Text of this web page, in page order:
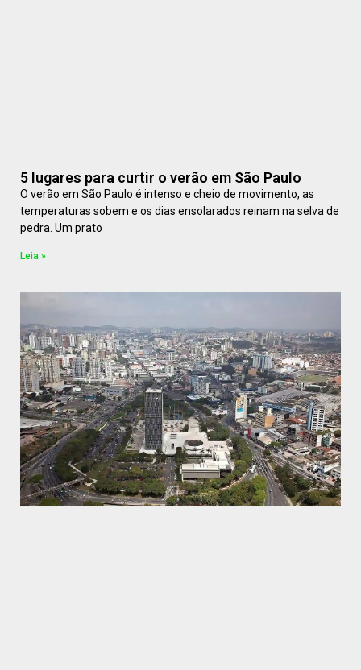
5 lugares para curtir o verão em São Paulo
O verão em São Paulo é intenso e cheio de movimento, as
temperaturas sobem e os dias ensolarados reinam na selva de
pedra. Um prato
Leia »